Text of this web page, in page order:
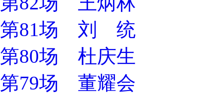
第81场 刘 统
第80场 杜庆生
第79场 董耀会